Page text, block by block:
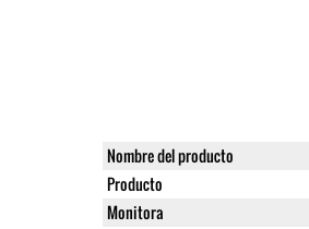
Nombre del producto
Producto
Monitora